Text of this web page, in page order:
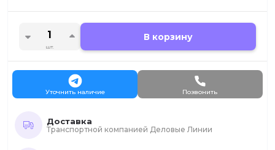
шт.
В корзину
Уточнить наличие Позвонить
Доставка
Транспортной компанией Деловые Линии